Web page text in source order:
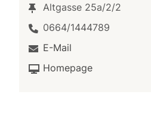
Altgasse 25a/2/2
0664/1444789
E-Mail
Homepage